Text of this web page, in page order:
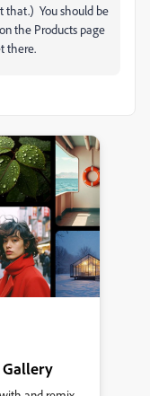
that.) You should be
the Products page
there.